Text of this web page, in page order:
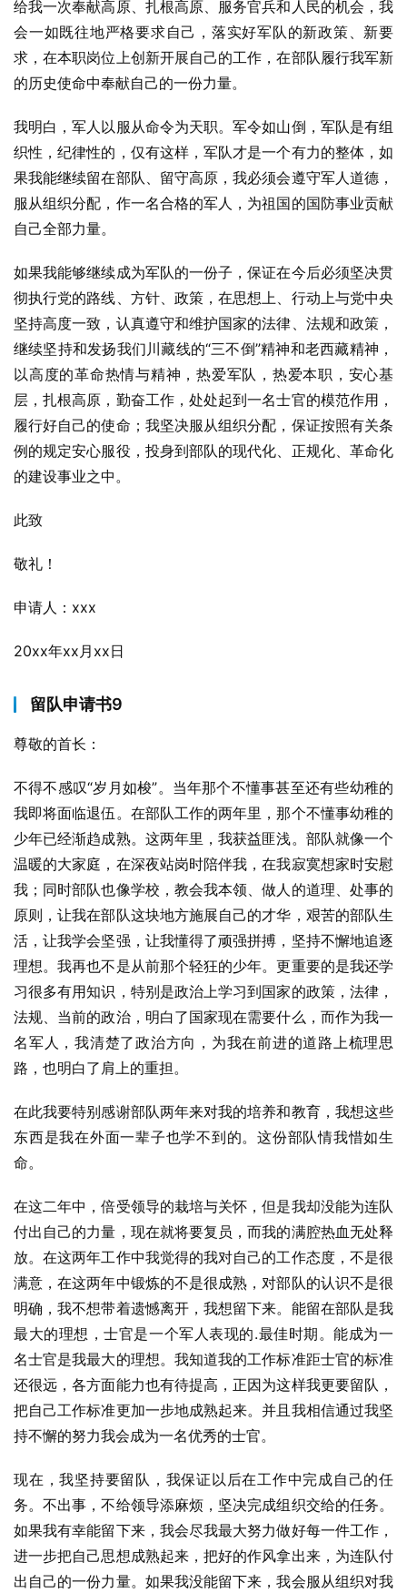
给我一次奉献高原、扎根高原、服务官兵和人民的机会，我
会一如既往地严格要求自己，落实好军队的新政策、新要
求，在本职岗位上创新开展自己的工作，在部队履行我军新
的历史使命中奉献自己的一份力量。
我明白，军人以服从命令为天职。军令如山倒，军队是有组
织性，纪律性的，仅有这样，军队才是一个有力的整体，如
果我能继续留在部队、留守高原，我必须会遵守军人道德，
服从组织分配，作一名合格的军人，为祖国的国防事业贡献
自己全部力量。
如果我能够继续成为军队的一份子，保证在今后必须坚决贯
彻执行党的路线、方针、政策，在思想上、行动上与党中央
坚持高度一致，认真遵守和维护国家的法律、法规和政策，
继续坚持和发扬我们川藏线的“三不倒”精神和老西藏精神，
以高度的革命热情与精神，热爱军队，热爱本职，安心基
层，扎根高原，勤奋工作，处处起到一名士官的模范作用，
履行好自己的使命；我坚决服从组织分配，保证按照有关条
例的规定安心服役，投身到部队的现代化、正规化、革命化
的建设事业之中。
此致
敬礼！
申请人：xxx
20xx年xx月xx日
留队申请书9
尊敬的首长：
不得不感叹“岁月如梭”。当年那个不懂事甚至还有些幼稚的
我即将面临退伍。在部队工作的两年里，那个不懂事幼稚的
少年已经渐趋成熟。这两年里，我获益匪浅。部队就像一个
温暖的大家庭，在深夜站岗时陪伴我，在我寂寞想家时安慰
我；同时部队也像学校，教会我本领、做人的道理、处事的
原则，让我在部队这块地方施展自己的才华，艰苦的部队生
活，让我学会坚强，让我懂得了顽强拼搏，坚持不懈地追逐
理想。我再也不是从前那个轻狂的少年。更重要的是我还学
习很多有用知识，特别是政治上学习到国家的政策，法律，
法规、当前的政治，明白了国家现在需要什么，而作为我一
名军人，我清楚了政治方向，为我在前进的道路上梳理思
路，也明白了肩上的重担。
在此我要特别感谢部队两年来对我的培养和教育，我想这些
东西是我在外面一辈子也学不到的。这份部队情我惜如生
命。
在这二年中，倍受领导的栽培与关怀，但是我却没能为连队
付出自己的力量，现在就将要复员，而我的满腔热血无处释
放。在这两年工作中我觉得的我对自己的工作态度，不是很
满意，在这两年中锻炼的不是很成熟，对部队的认识不是很
明确，我不想带着遗憾离开，我想留下来。能留在部队是我
最大的理想，士官是一个军人表现的.最佳时期。能成为一
名士官是我最大的理想。我知道我的工作标准距士官的标准
还很远，各方面能力也有待提高，正因为这样我更要留队，
把自己工作标准更加一步地成熟起来。并且我相信通过我坚
持不懈的努力我会成为一名优秀的士官。
现在，我坚持要留队，我保证以后在工作中完成自己的任
务。不出事，不给领导添麻烦，坚决完成组织交给的任务。
如果我有幸能留下来，我会尽我最大努力做好每一件工作，
进一步把自己思想成熟起来，把好的作风拿出来，为连队付
出自己的一份力量。如果我没能留下来，我会服从组织对我